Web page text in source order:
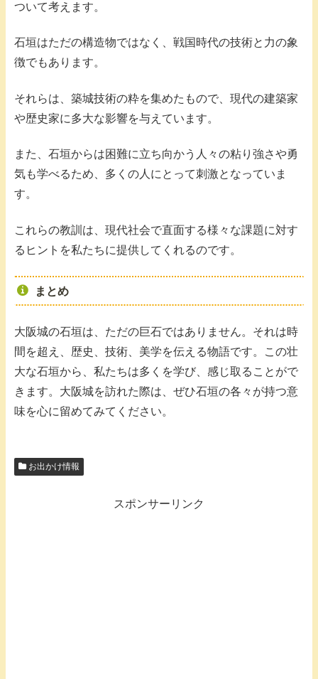
ついて考えます。
石垣はただの構造物ではなく、戦国時代の技術と力の象
徴でもあります。
それらは、築城技術の粋を集めたもので、現代の建築家
や歴史家に多大な影響を与えています。
また、石垣からは困難に立ち向かう人々の粘り強さや勇
気も学べるため、多くの人にとって刺激となっていま
す。
これらの教訓は、現代社会で直面する様々な課題に対す
るヒントを私たちに提供してくれるのです。
まとめ
大阪城の石垣は、ただの巨石ではありません。それは時
間を超え、歴史、技術、美学を伝える物語です。この壮
大な石垣から、私たちは多くを学び、感じ取ることがで
きます。大阪城を訪れた際は、ぜひ石垣の各々が持つ意
味を心に留めてみてください。
お出かけ情報
スポンサーリンク